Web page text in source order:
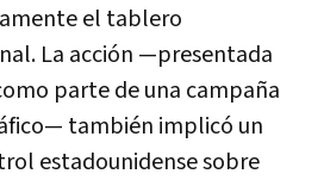
el tablero
La acción —presentada
parte de una campaña
también implicó un
estadounidense sobre